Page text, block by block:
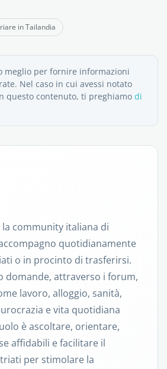
in Tailandia
meglio per fornire informazioni
Nel caso in cui avessi notato
questo contenuto, ti preghiamo di
la community italiana di
quotidianamente
o in procinto di trasferirsi.
domande, attraverso i forum,
lavoro, alloggio, sanità,
e vita quotidiana
è ascoltare, orientare,
affidabili e facilitare il
per stimolare la